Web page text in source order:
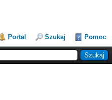
Portal Szukaj Pomoc